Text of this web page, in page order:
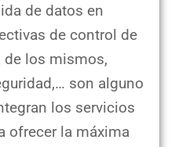
de datos en
de control de
de los mismos,
son alguno
los servicios
ofrecer la máxima